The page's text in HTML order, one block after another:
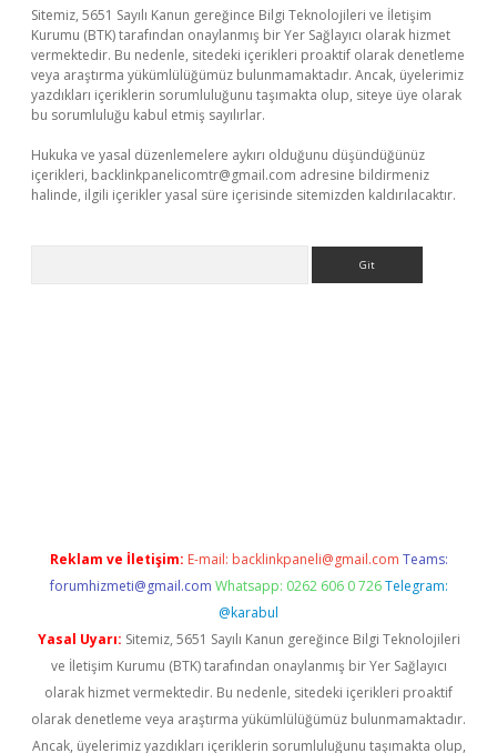
Sitemiz, 5651 Sayılı Kanun gereğince Bilgi Teknolojileri ve İletişim
Kurumu (BTK) tarafından onaylanmış bir Yer Sağlayıcı olarak hizmet
vermektedir. Bu nedenle, sitedeki içerikleri proaktif olarak denetleme
veya araştırma yükümlülüğümüz bulunmamaktadır. Ancak, üyelerimiz
yazdıkları içeriklerin sorumluluğunu taşımakta olup, siteye üye olarak
bu sorumluluğu kabul etmiş sayılırlar.
Hukuka ve yasal düzenlemelere aykırı olduğunu düşündüğünüz
içerikleri, backlinkpanelicomtr@gmail.com adresine bildirmeniz
halinde, ilgili içerikler yasal süre içerisinde sitemizden kaldırılacaktır.
Reklam ve İletişim: E-mail: backlinkpaneli@gmail.com Teams:
forumhizmeti@gmail.com Whatsapp: 0262 606 0 726 Telegram:
@karabul
Yasal Uyarı: Sitemiz, 5651 Sayılı Kanun gereğince Bilgi Teknolojileri
ve İletişim Kurumu (BTK) tarafından onaylanmış bir Yer Sağlayıcı
olarak hizmet vermektedir. Bu nedenle, sitedeki içerikleri proaktif
olarak denetleme veya araştırma yükümlülüğümüz bulunmamaktadır.
Ancak, üyelerimiz yazdıkları içeriklerin sorumluluğunu taşımakta olup,